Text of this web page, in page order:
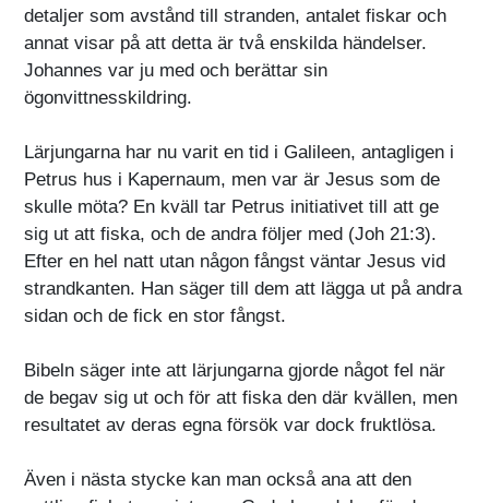
detaljer som avstånd till stranden, antalet fiskar och
annat visar på att detta är två enskilda händelser.
Johannes var ju med och berättar sin
ögonvittnesskildring.
Lärjungarna har nu varit en tid i Galileen, antagligen i
Petrus hus i Kapernaum, men var är Jesus som de
skulle möta? En kväll tar Petrus initiativet till att ge
sig ut att fiska, och de andra följer med (Joh 21:3).
Efter en hel natt utan någon fångst väntar Jesus vid
strandkanten. Han säger till dem att lägga ut på andra
sidan och de fick en stor fångst.
Bibeln säger inte att lärjungarna gjorde något fel när
de begav sig ut och för att fiska den där kvällen, men
resultatet av deras egna försök var dock fruktlösa.
Även i nästa stycke kan man också ana att den